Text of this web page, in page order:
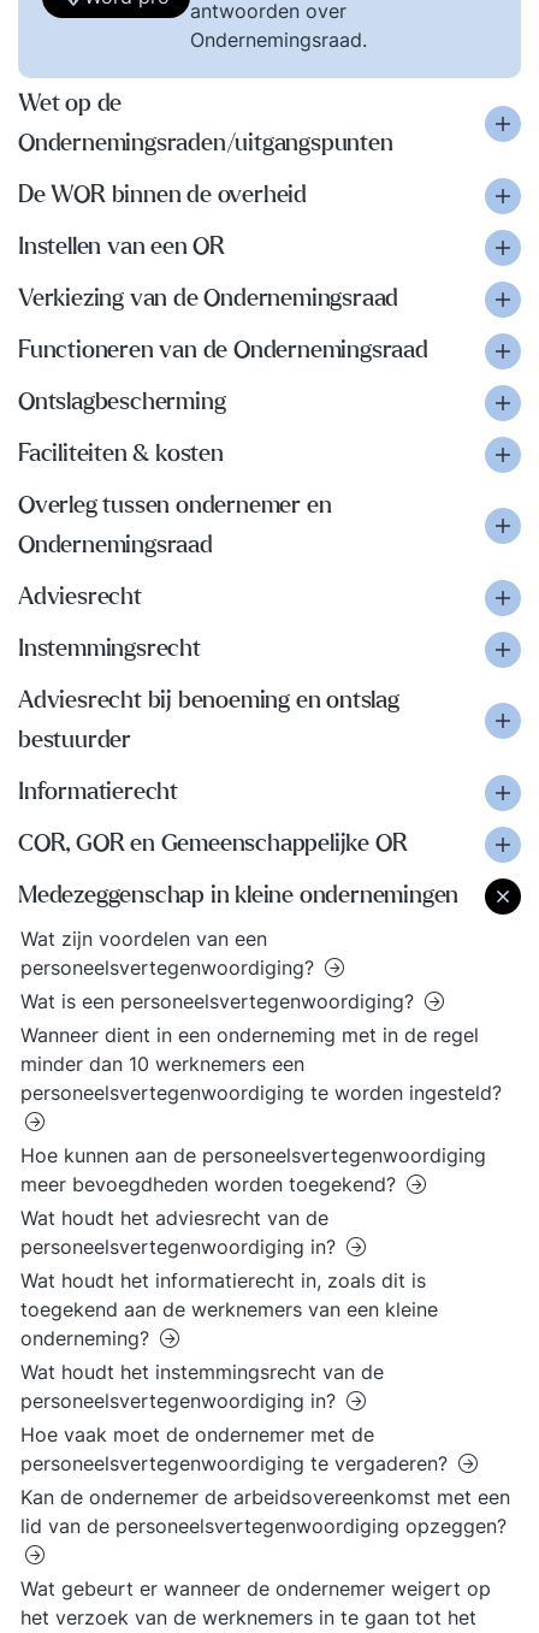
antwoorden over
Ondernemingsraad.
Wet op de
Ondernemingsraden/uitgangspunten
De WOR binnen de overheid
Instellen van een OR
Verkiezing van de Ondernemingsraad
Functioneren van de Ondernemingsraad
Ontslagbescherming
Faciliteiten & kosten
Overleg tussen ondernemer en
Ondernemingsraad
Adviesrecht
Instemmingsrecht
Adviesrecht bij benoeming en ontslag
bestuurder
Informatierecht
COR, GOR en Gemeenschappelijke OR
Medezeggenschap in kleine ondernemingen
Wat zijn voordelen van een
personeelsvertegenwoordiging?
Wat is een personeelsvertegenwoordiging?
Wanneer dient in een onderneming met in de regel
minder dan 10 werknemers een
personeelsvertegenwoordiging te worden ingesteld?
Hoe kunnen aan de personeelsvertegenwoordiging
meer bevoegdheden worden toegekend?
Wat houdt het adviesrecht van de
personeelsvertegenwoordiging in?
Wat houdt het informatierecht in, zoals dit is
toegekend aan de werknemers van een kleine
onderneming?
Wat houdt het instemmingsrecht van de
personeelsvertegenwoordiging in?
Hoe vaak moet de ondernemer met de
personeelsvertegenwoordiging te vergaderen?
Kan de ondernemer de arbeidsovereenkomst met een
lid van de personeelsvertegenwoordiging opzeggen?
Wat gebeurt er wanneer de ondernemer weigert op
het verzoek van de werknemers in te gaan tot het